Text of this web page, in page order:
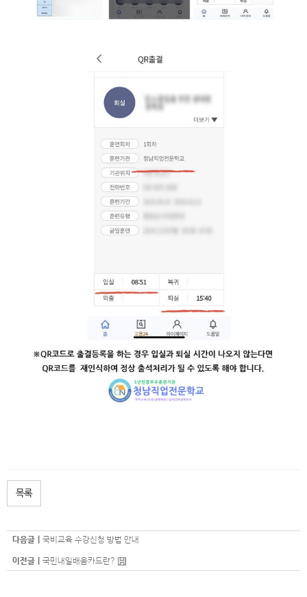
목록
다음글 | 국비교육 수강신청 방법 안내
이전글 | 국민내일배움카드란?